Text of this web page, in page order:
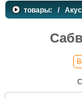
товары: /